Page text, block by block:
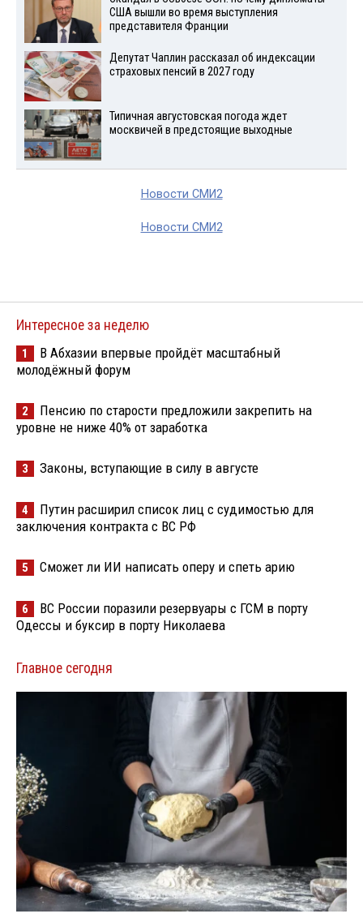
США вышли во время выступления
представителя Франции
Депутат Чаплин рассказал об индексации
страховых пенсий в 2027 году
Типичная августовская погода ждет
москвичей в предстоящие выходные
Новости СМИ2
Новости СМИ2
Интересное за неделю
1
В Абхазии впервые пройдёт масштабный
молодёжный форум
2
Пенсию по старости предложили закрепить на
уровне не ниже 40% от заработка
3 Законы, вступающие в силу в августе
4
Путин расширил список лиц с судимостью для
заключения контракта с ВС РФ
5 Сможет ли ИИ написать оперу и спеть арию
6
ВС России поразили резервуары с ГСМ в порту
Одессы и буксир в порту Николаева
Главное сегодня